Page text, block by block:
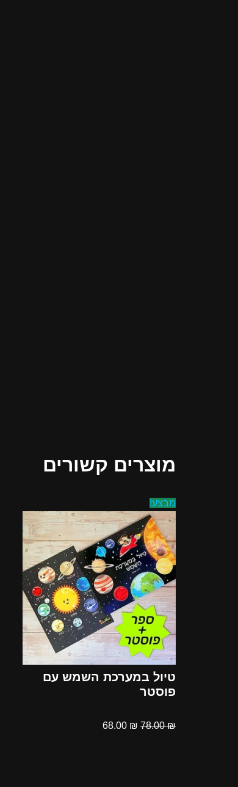
מוצרים קשורים
מבצע!
טיול במערכת השמש עם
פוסטר
78.00₪
68.00 ₪